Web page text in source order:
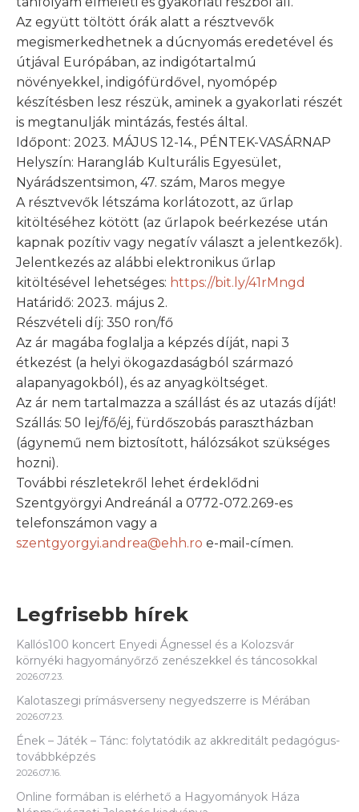
Az együtt töltött órák alatt a résztvevők
megismerkedhetnek a dúcnyomás eredetével és
útjával Európában, az indigótartalmú
növényekkel, indigófürdővel, nyomópép
készítésben lesz részük, aminek a gyakorlati részét
is megtanulják mintázás, festés által.
Időpont: 2023. MÁJUS 12-14., PÉNTEK-VASÁRNAP
Helyszín: Harangláb Kulturális Egyesület,
Nyárádszentsimon, 47. szám, Maros megye
A résztvevők létszáma korlátozott, az űrlap
kitöltéséhez kötött (az űrlapok beérkezése után
kapnak pozítiv vagy negatív választ a jelentkezők).
Jelentkezés az alábbi elektronikus űrlap
kitöltésével lehetséges: https://bit.ly/41rMngd
Határidő: 2023. május 2.
Részvételi díj: 350 ron/fő
Az ár magába foglalja a képzés díját, napi 3
étkezést (a helyi ökogazdaságból származó
alapanyagokból), és az anyagköltséget.
Az ár nem tartalmazza a szállást és az utazás díját!
Szállás: 50 lej/fő/éj, fürdőszobás parasztházban
(ágynemű nem biztosított, hálózsákot szükséges
hozni).
További részletekről lehet érdeklődni
Szentgyörgyi Andreánál a 0772-072.269-es
telefonszámon vagy a
szentgyorgyi.andrea@ehh.ro e-mail-címen.
Legfrisebb hírek
Kallós100 koncert Enyedi Ágnessel és a Kolozsvár
környéki hagyományőrző zenészekkel és táncosokkal
2026.07.23.
Kalotaszegi prímásverseny negyedszerre is Mérában
2026.07.23.
Ének – Játék – Tánc: folytatódik az akkreditált pedagógus-
továbbképzés
2026.07.16.
Online formában is elérhető a Hagyományok Háza